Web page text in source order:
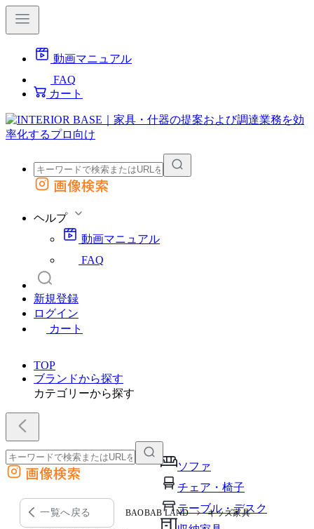
動画マニュアル
FAQ
カート
外部サイトの商品をカートに追加
画像検索
ヘルプ
動画マニュアル
FAQ
新規登録
ログイン
カート
TOP
ブランドから探す
カテゴリーから探す
ソファ
チェア・椅子
テーブル・デスク
外部サイトの商品をカートに追加
他のサイトで見つけた商品ページのURLを貼り付けて、カートに追加できます
画像検索
一覧へ戻る BAOBAB LAND キッズ家具